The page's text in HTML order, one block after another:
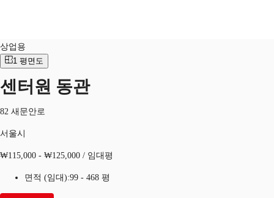
홈
서울시
북마크
KR
또는 문의
상업용
1 평면도
센터원 동관
82 새문안로
서울시
₩115,000 - ₩125,000 / 임대평
면적 (임대):99 - 468 평